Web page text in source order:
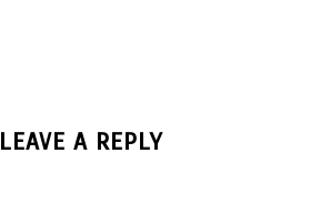
LEAVE A REPLY